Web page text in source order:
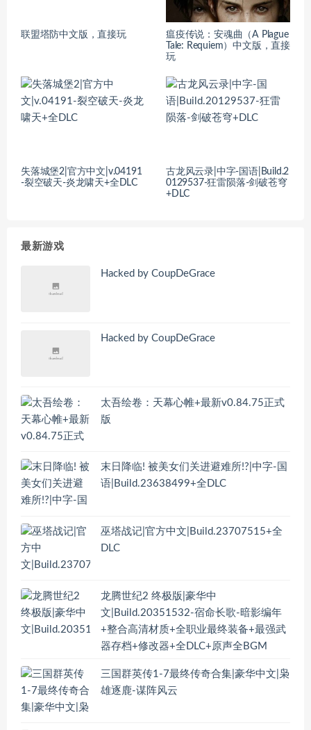
联盟塔防中文版，直接玩
瘟疫传说：安魂曲（A Plague
Tale: Requiem）中文版，直接
玩
失落城堡2|官方中文|v.04191
-裂空破天-炎龙啸天+全DLC
古龙风云录|中字-国语|Build.2
0129537-狂雷陨落-剑破苍穹
+DLC
最新游戏
Hacked by CoupDeGrace
Hacked by CoupDeGrace
太吾绘卷：天幕心帷+最新v0.84.75正式
版
末日降临! 被美女们关进避难所!?|中字-国
语|Build.23638499+全DLC
巫塔战记|官方中文|Build.23707515+全
DLC
龙腾世纪2 终极版|豪华中
文|Build.20351532-宿命长歌-暗影编年
+整合高清材质+全职业最终装备+最强武
器存档+修改器+全DLC+原声全BGM
三国群英传1-7最终传奇合集|豪华中文|枭
雄逐鹿-谋阵风云